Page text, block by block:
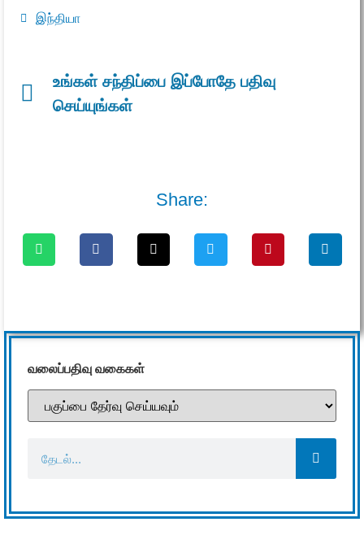
இந்தியா
உங்கள் சந்திப்பை இப்போதே பதிவு
செய்யுங்கள்
Share:
வலைப்பதிவு வகைகள்